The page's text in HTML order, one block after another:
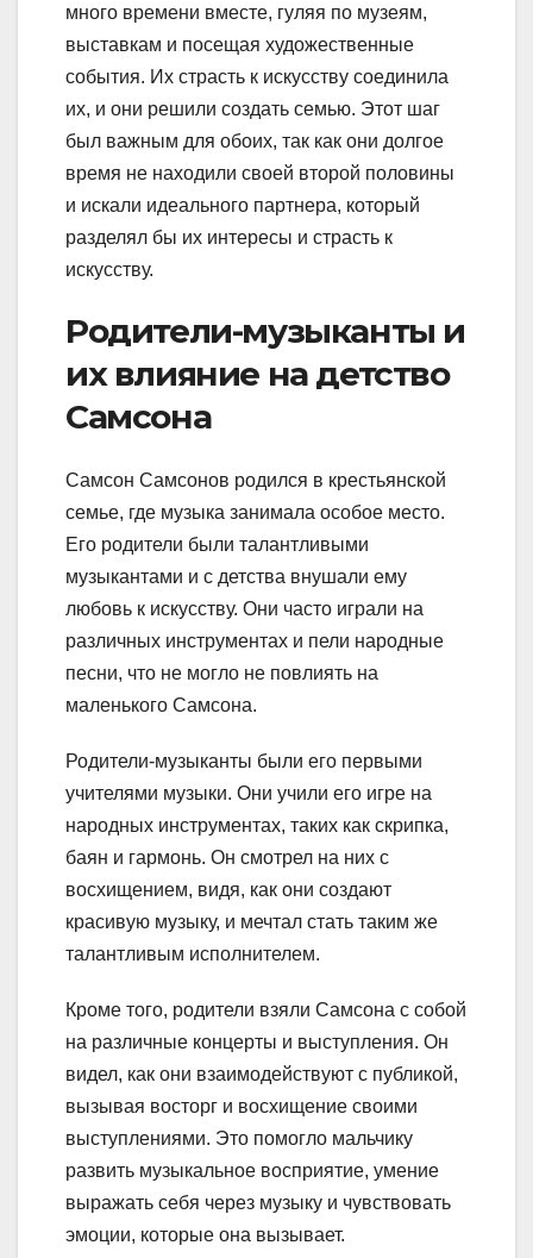
много времени вместе, гуляя по музеям,
выставкам и посещая художественные
события. Их страсть к искусству соединила
их, и они решили создать семью. Этот шаг
был важным для обоих, так как они долгое
время не находили своей второй половины
и искали идеального партнера, который
разделял бы их интересы и страсть к
искусству.
Родители-музыканты и
их влияние на детство
Самсона
Самсон Самсонов родился в крестьянской
семье, где музыка занимала особое место.
Его родители были талантливыми
музыкантами и с детства внушали ему
любовь к искусству. Они часто играли на
различных инструментах и пели народные
песни, что не могло не повлиять на
маленького Самсона.
Родители-музыканты были его первыми
учителями музыки. Они учили его игре на
народных инструментах, таких как скрипка,
баян и гармонь. Он смотрел на них с
восхищением, видя, как они создают
красивую музыку, и мечтал стать таким же
талантливым исполнителем.
Кроме того, родители взяли Самсона с собой
на различные концерты и выступления. Он
видел, как они взаимодействуют с публикой,
вызывая восторг и восхищение своими
выступлениями. Это помогло мальчику
развить музыкальное восприятие, умение
выражать себя через музыку и чувствовать
эмоции, которые она вызывает.